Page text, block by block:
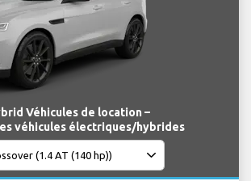
Véhicules de location –
véhicules électriques/hybrides